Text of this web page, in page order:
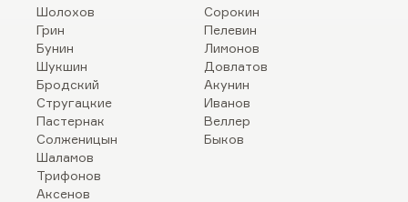
Шолохов
Грин
Бунин
Шукшин
Бродский
Стругацкие
Пастернак
Солженицын
Шаламов
Трифонов
Аксенов
Сорокин
Пелевин
Лимонов
Довлатов
Акунин
Иванов
Веллер
Быков